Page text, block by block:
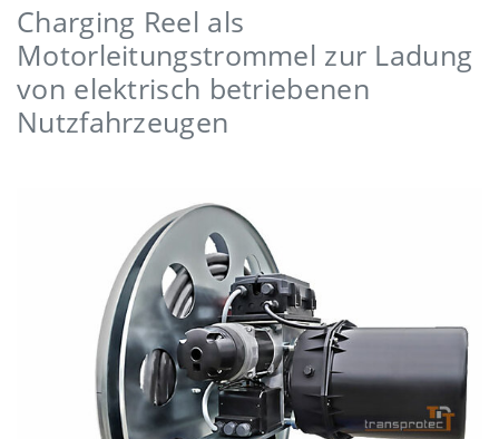
Charging Reel als
Motorleitungstrommel zur Ladung
von elektrisch betriebenen
Nutzfahrzeugen